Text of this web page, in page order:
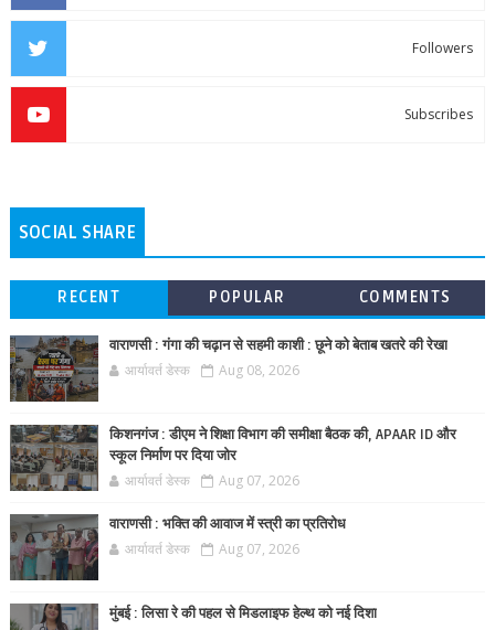
Followers
Subscribes
SOCIAL SHARE
RECENT POPULAR COMMENTS
वाराणसी : गंगा की चढ़ान से सहमी काशी : छूने को बेताब खतरे की रेखा
आर्यावर्त डेस्क Aug 08, 2026
किशनगंज : डीएम ने शिक्षा विभाग की समीक्षा बैठक की, APAAR ID और
स्कूल निर्माण पर दिया जोर
आर्यावर्त डेस्क Aug 07, 2026
वाराणसी : भक्ति की आवाज में स्त्री का प्रतिरोध
आर्यावर्त डेस्क Aug 07, 2026
मुंबई : लिसा रे की पहल से मिडलाइफ हेल्थ को नई दिशा